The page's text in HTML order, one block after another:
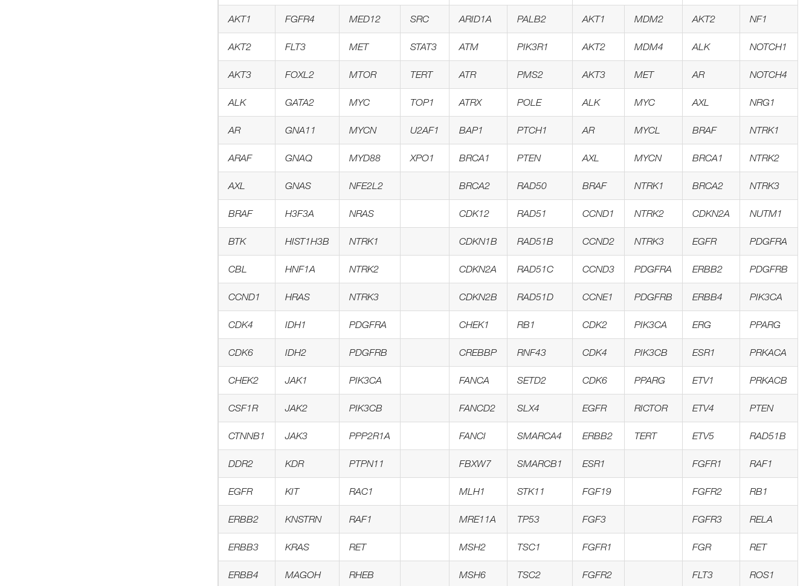
AKT1 FGFR4 MED12 SRC ARID1A PALB2 AKT1 MDM2 AKT2 NF1
AKT2 FLT3 MET STAT3 ATM PIK3R1 AKT2 MDM4 ALK NOTCH1
AKT3 FOXL2 MTOR TERT ATR PMS2 AKT3 MET AR NOTCH4
ALK GATA2 MYC TOP1 ATRX POLE ALK MYC AXL NRG1
AR GNA11 MYCN U2AF1 BAP1 PTCH1 AR MYCL BRAF NTRK1
ARAF GNAQ MYD88 XPO1 BRCA1 PTEN AXL MYCN BRCA1 NTRK2
AXL GNAS NFE2L2 BRCA2 RAD50 BRAF NTRK1 BRCA2 NTRK3
BRAF H3F3A NRAS CDK12 RAD51 CCND1 NTRK2 CDKN2A NUTM1
BTK HIST1H3B NTRK1 CDKN1B RAD51B CCND2 NTRK3 EGFR PDGFRA
CBL HNF1A NTRK2 CDKN2A RAD51C CCND3 PDGFRA ERBB2 PDGFRB
CCND1 HRAS NTRK3 CDKN2B RAD51D CCNE1 PDGFRB ERBB4 PIK3CA
CDK4 IDH1 PDGFRA CHEK1 RB1 CDK2 PIK3CA ERG PPARG
CDK6 IDH2 PDGFRB CREBBP RNF43 CDK4 PIK3CB ESR1 PRKACA
CHEK2 JAK1 PIK3CA FANCA SETD2 CDK6 PPARG ETV1 PRKACB
CSF1R JAK2 PIK3CB FANCD2 SLX4 EGFR RICTOR ETV4 PTEN
CTNNB1 JAK3 PPP2R1A FANCI SMARCA4 ERBB2 TERT ETV5 RAD51B
DDR2 KDR PTPN11 FBXW7 SMARCB1 ESR1 FGFR1 RAF1
EGFR KIT RAC1 MLH1 STK11 FGF19 FGFR2 RB1
ERBB2 KNSTRN RAF1 MRE11A TP53 FGF3 FGFR3 RELA
ERBB3 KRAS RET MSH2 TSC1 FGFR1 FGR RET
ERBB4 MAGOH RHEB MSH6 TSC2 FGFR2 FLT3 ROS1